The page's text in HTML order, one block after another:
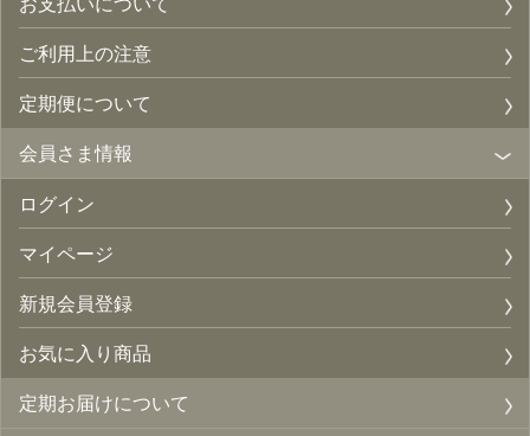
ご利用上の注意
定期便について
会員さま情報
ログイン
マイページ
新規会員登録
お気に入り商品
定期お届けについて